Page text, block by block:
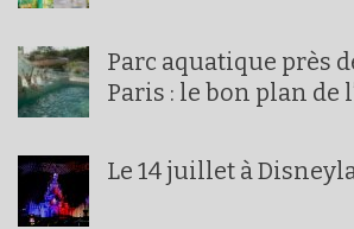
Parc aquatique près
Paris : le bon plan de
Le 14 juillet à